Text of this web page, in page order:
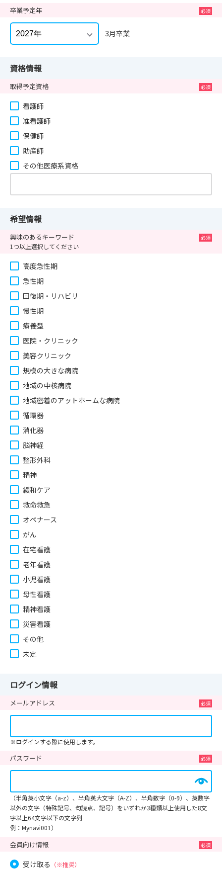
卒業予定年
3月卒業
資格情報
取得予定資格
看護師
准看護師
保健師
助産師
その他医療系資格
希望情報
興味のあるキーワード
1つ以上選択してください
高度急性期
急性期
回復期・リハビリ
慢性期
療養型
医院・クリニック
美容クリニック
規模の大きな病院
地域の中核病院
地域密着のアットホームな病院
循環器
消化器
脳神経
整形外科
精神
緩和ケア
救命救急
オペナース
がん
在宅看護
老年看護
小児看護
母性看護
精神看護
災害看護
その他
未定
ログイン情報
メールアドレス
※ログインする際に使用します。
パスワード
（半角英小文字（a-z）、半角英大文字（A-Z）、半角数字（0-9）、英数字
以外の文字（特殊記号、句読点、記号）をいずれか3種類以上使用した8文
字以上64文字以下の文字列
例：Mynavi001）
会員向け情報
受け取る （※推奨）